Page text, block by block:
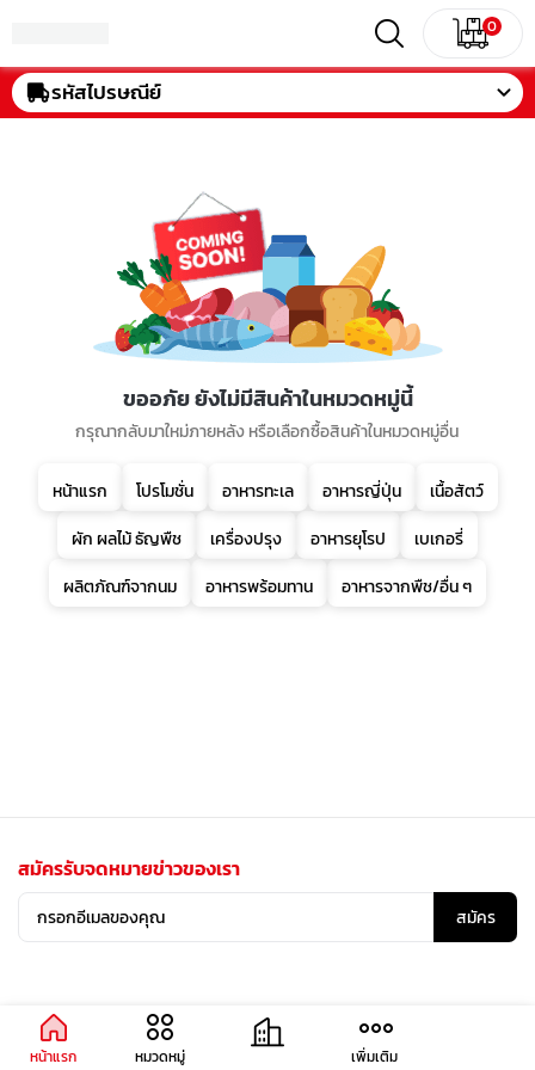
0
รหัสไปรษณีย์
ขออภัย ยังไม่มีสินค้าในหมวดหมู่นี้
กรุณากลับมาใหม่ภายหลัง หรือเลือกซื้อสินค้าในหมวดหมู่อื่น
หน้าแรก โปรโมชั่น อาหารทะเล อาหารญี่ปุ่น
เนื้อสัตว์
ผัก ผลไม้ ธัญพืช
เครื่องปรุง อาหารยุโรป
เบเกอรี่
ผลิตภัณฑ์จากนม
อาหารพร้อมทาน อาหารจากพืช/อื่น ๆ
สมัครรับจดหมายข่าวของเรา
สมัคร
หน้าแรก หมวดหมู่ เพิ่มเติม